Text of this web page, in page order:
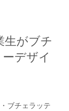
生がブチ
デザイ
ブチェラッテ